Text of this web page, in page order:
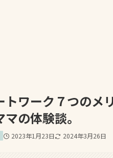
トワーク７つのメ
の体験談。
2023年1月23日 2024年3月26日